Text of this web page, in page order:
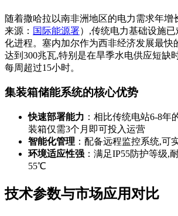
随着撒哈拉以南非洲地区的电力需求年增
来源： 国际能源署）,传统电力基础设施
化进程。塞内加尔作为西非经济发展最快
达到300兆瓦,特别是在旱季水电供应短缺
每周超过15小时。
集装箱储能系统的核心优势
快速部署能力 ：相比传统电站6-8年
装箱仅需3个月即可投入运营
智能化管理 ：配备远程监控系统,可
环境适应性强 ：满足IP55防护等级,
55℃
技术参数与市场应用对比